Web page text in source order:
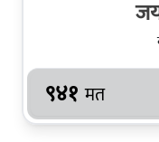
९४१ मत